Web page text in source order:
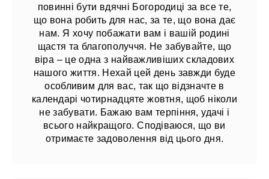
повинні бути вдячні Богородиці за все те,
що вона робить для нас, за те, що вона дає
нам. Я хочу побажати вам і вашій родині
щастя та благополуччя. Не забувайте, що
віра – це одна з найважливіших складових
нашого життя. Нехай цей день завжди буде
особливим для вас, так що відзначте в
календарі чотирнадцяте жовтня, щоб ніколи
не забувати. Бажаю вам терпіння, удачі і
всього найкращого. Сподіваюся, що ви
отримаєте задоволення від цього дня.